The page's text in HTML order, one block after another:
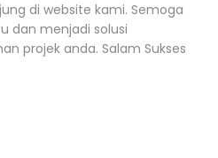
di website kami. Semoga
dan menjadi solusi
projek anda. Salam Sukses